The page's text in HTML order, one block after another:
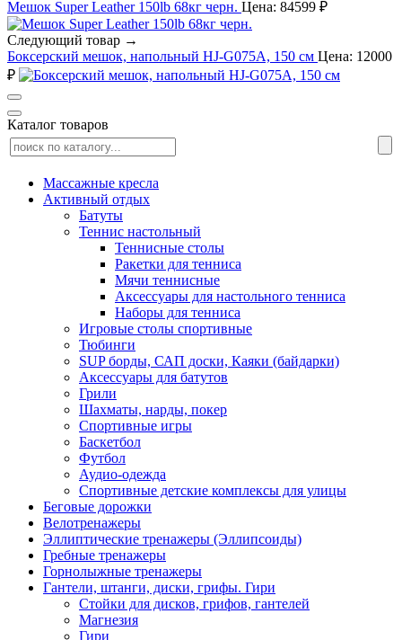
Мешок Super Leather 150lb 68кг черн. Цена: 84599 ₽
Следующий товар →
Боксерский мешок, напольный HJ-G075A, 150 см Цена: 12000
₽
Каталог товаров
Массажные кресла
Активный отдых
Батуты
Теннис настольный
Теннисные столы
Ракетки для тенниса
Мячи теннисные
Аксессуары для настольного тенниса
Наборы для тенниса
Игровые столы спортивные
Тюбинги
SUP борды, САП доски, Каяки (байдарки)
Аксессуары для батутов
Грили
Шахматы, нарды, покер
Спортивные игры
Баскетбол
Футбол
Аудио-одежда
Спортивные детские комплексы для улицы
Беговые дорожки
Велотренажеры
Эллиптические тренажеры (Эллипсоиды)
Гребные тренажеры
Горнолыжные тренажеры
Гантели, штанги, диски, грифы. Гири
Стойки для дисков, грифов, гантелей
Магнезия
Гири